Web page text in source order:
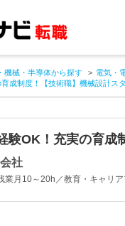
機械・半導体から探す 電気・
成制度！【技術職】機械設計ス
験OK！充実の育成
社
月10～20h／教育・キャリ